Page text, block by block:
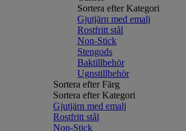
Sortera efter Kategori
Gjutjärn med emalj
Rostfritt stål
Non-Stick
Stengods
Baktillbehör
Ugnstillbehör
Sortera efter Färg
Sortera efter Kategori
Gjutjärn med emalj
Rostfritt stål
Non-Stick